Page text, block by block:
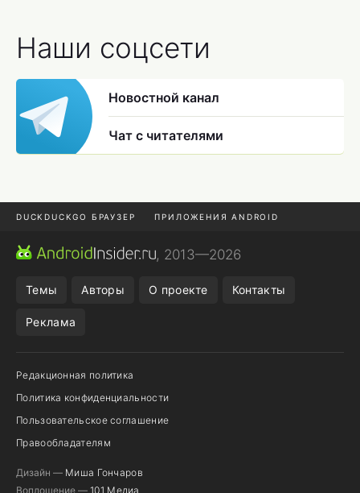
Наши соцсети
Новостной канал
Чат с читателями
DUCKDUCKGO БРАУЗЕР ПРИЛОЖЕНИЯ ANDROID
CHROME БРАУЗЕР
, 2013—2026
Темы Авторы О проекте Контакты
Реклама
Редакционная политика
Политика конфиденциальности
Пользовательское соглашение
Правообладателям
Дизайн — Миша Гончаров
Воплощение — 101 Медиа